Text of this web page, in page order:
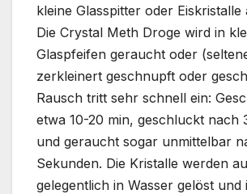
kleine Glasspitter oder Eiskristalle
Die Crystal Meth Droge wird in
Glaspfeifen geraucht oder
zerkleinert geschnupft oder
Rausch tritt sehr schnell ein:
etwa 10-20 min, geschluckt nach
und geraucht sogar unmittelbar
Sekunden. Die Kristalle werden
gelegentlich in Wasser gelöst und